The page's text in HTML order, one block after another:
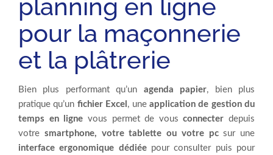
planning en ligne
pour la maçonnerie
et la plâtrerie
Bien plus performant qu’un agenda papier, bien plus
pratique qu’un fichier Excel , une application de gestion du
temps en ligne vous permet de vousconnecter depuis
votre smartphone, votre tablette ou votre pcsur une
interface ergonomique dédiée pour consulter puis pour